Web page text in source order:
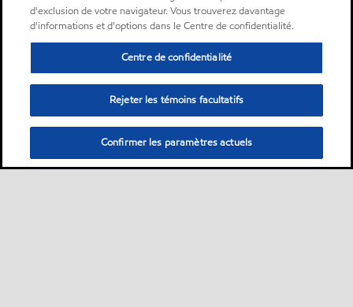
d'exclusion de votre navigateur. Vous trouverez davantage
d'informations et d'options dans le Centre de confidentialité.
Centre de confidentialité
Rejeter les témoins facultatifs
Confirmer les paramètres actuels